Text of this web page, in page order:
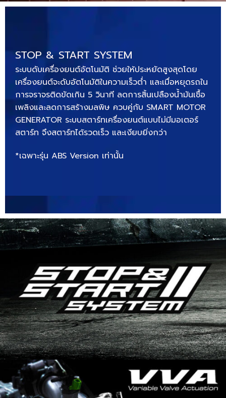
STOP & START SYSTEM
ระบบดับเครื่องยนต์อัตโนมัติ ช่วยให้ประหยัดสูงสุดโดย
เครื่องยนต์จะดับอัตโนมัติในความเร็วต่ำ และเมื่อหยุดรถใน
การจราจรติดขัดเกิน 5 วินาที ลดการสิ้นเปลืองน้ำมันเชื้อ
เพลิงและลดการสร้างมลพิษ ควบคู่กับ SMART MOTOR
GENERATOR ระบบสตาร์ทเครื่องยนต์แบบไม่มีมอเตอร์
สตาร์ท จึงสตาร์ทได้รวดเร็ว และเงียบยิ่งกว่า
*เฉพาะรุ่น ABS Version เท่านั้น